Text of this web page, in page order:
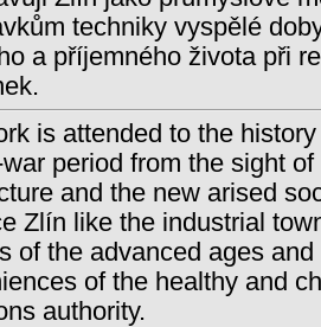
techniky vyspělé
a příjemného života při
is attended to the
period from the sight
and the new arised
Zlín like the industrial
of the advanced ages
of the healthy and
authority.